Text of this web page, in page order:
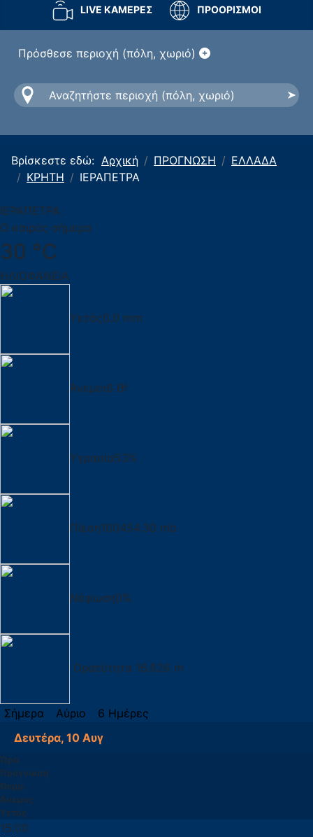
LIVE ΚΑΜΕΡΕΣ ΠΡΟΟΡΙΣΜΟΙ
Πρόσθεσε περιοχή (πόλη, χωριό)
Βρίσκεστε εδώ: Αρχική ΠΡΟΓΝΩΣΗ
ΕΛΛΑΔΑ
ΚΡΗΤΗ
ΙΕΡΑΠΕΤΡΑ
ΙΕΡΑΠΕΤΡΑ
Ο καιρός σήμερα
30 °C
ΗΛΙΟΦΑΝΕΙΑ
Υετός0.0 mm
Άνεμοι6 Bf
Υγρασία53%
Πίεση100454.30 mb
Νέφωση0%
Ορατότητα 16.826 m
Σήμερα Αύριο
6 Ημέρες
Δευτέρα, 10 Αυγ
Ώρα
Πρόγνωση
Θερμ.
Άνεμος
Υετός
15:00